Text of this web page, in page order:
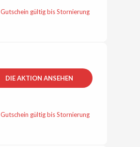
Gutschein gültig bis Stornierung
DIE AKTION ANSEHEN
Gutschein gültig bis Stornierung